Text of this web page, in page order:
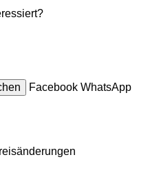
Facebook WhatsApp